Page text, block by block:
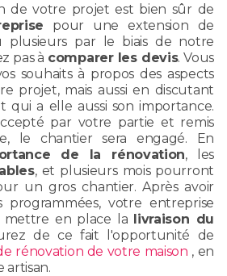
de votre projet est bien sûr de
pour une extension de
plusieurs par le biais de notre
pas à comparer les devis. Vous
souhaits à propos des aspects
projet, mais aussi en discutant
a elle aussi son importance.
par votre partie et remis
le chantier sera engagé. En
de la rénovation, les
, et plusieurs mois pourront
un gros chantier. Après avoir
programmées, votre entreprise
mettre en place la livraison du
de ce fait l'opportunité de
rénovation de votre maison , en
artisan.